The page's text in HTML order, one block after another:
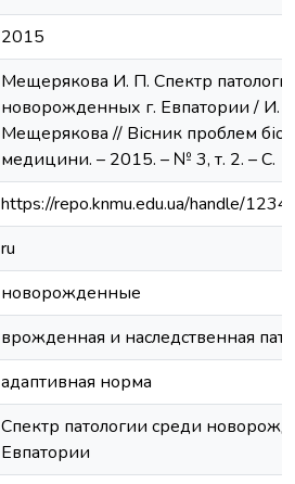
2015
Мещерякова И. П. Спектр
новорожденных г. Евпатории / И.
Мещерякова // Вісник проблем
медицини. – 2015. – № 3, т. 2. – С.
https://repo.knmu.edu.ua/handle/
ru
новорожденные
врожденная и наследственная
адаптивная норма
Спектр патологии среди
Евпатории